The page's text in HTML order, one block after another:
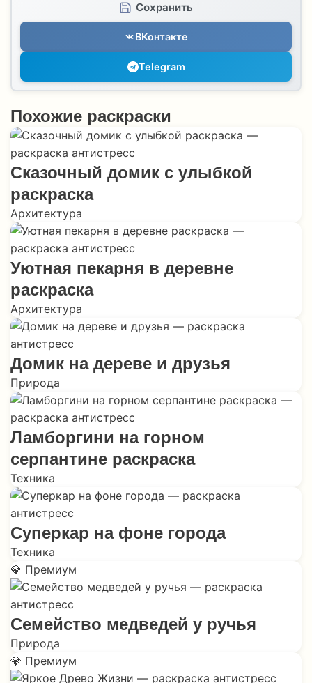
Сохранить
ВКонтакте
Telegram
Похожие раскраски
Сказочный домик с улыбкой
раскраска
Архитектура
Уютная пекарня в деревне
раскраска
Архитектура
Домик на дереве и друзья
Природа
Ламборгини на горном
серпантине раскраска
Техника
Суперкар на фоне города
Техника
💎 Премиум
Семейство медведей у ручья
Природа
💎 Премиум